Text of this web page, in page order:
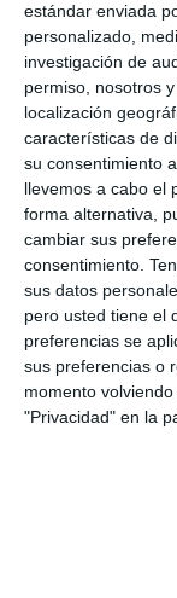
estándar enviada
personalizado,
investigación de
permiso, nosotros
localización
características de
su consentimiento
llevemos a cabo el
forma alternativa,
cambiar sus
consentimiento.
sus datos
pero usted tiene el
preferencias se
sus preferencias o
momento
"Privacidad" en la
transformación y
diversificación
Comunidad foral".
Por su parte, la
renovación como
orientada al futuro
colaboración
conjunto".
Si quiere recibir
pinche aquí.
LO ÚLTIMO
Reale asegura
Clásico de